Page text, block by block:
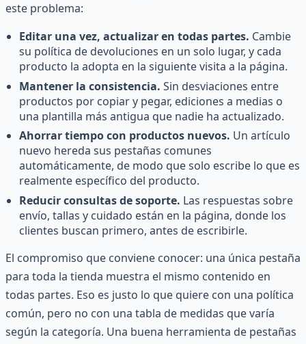
este problema:
Editar una vez, actualizar en todas partes. Cambie
su política de devoluciones en un solo lugar, y cada
producto la adopta en la siguiente visita a la página.
Mantener la consistencia. Sin desviaciones entre
productos por copiar y pegar, ediciones a medias o
una plantilla más antigua que nadie ha actualizado.
Ahorrar tiempo con productos nuevos. Un artículo
nuevo hereda sus pestañas comunes
automáticamente, de modo que solo escribe lo que es
realmente específico del producto.
Reducir consultas de soporte. Las respuestas sobre
envío, tallas y cuidado están en la página, donde los
clientes buscan primero, antes de escribirle.
El compromiso que conviene conocer: una única pestaña
para toda la tienda muestra el mismo contenido en
todas partes. Eso es justo lo que quiere con una política
común, pero no con una tabla de medidas que varía
según la categoría. Una buena herramienta de pestañas